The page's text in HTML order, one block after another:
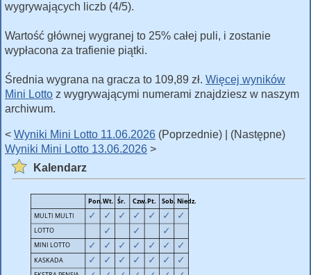
wygrywających liczb (4/5).
Wartość głównej wygranej to 25% całej puli, i zostanie
wypłacona za trafienie piątki.
Średnia wygrana na gracza to 109,89 zł. Więcej wyników
Mini Lotto z wygrywającymi numerami znajdziesz w naszym
archiwum.
< Wyniki Mini Lotto 11.06.2026 (Poprzednie) | (Następne)
Wyniki Mini Lotto 13.06.2026 >
Kalendarz